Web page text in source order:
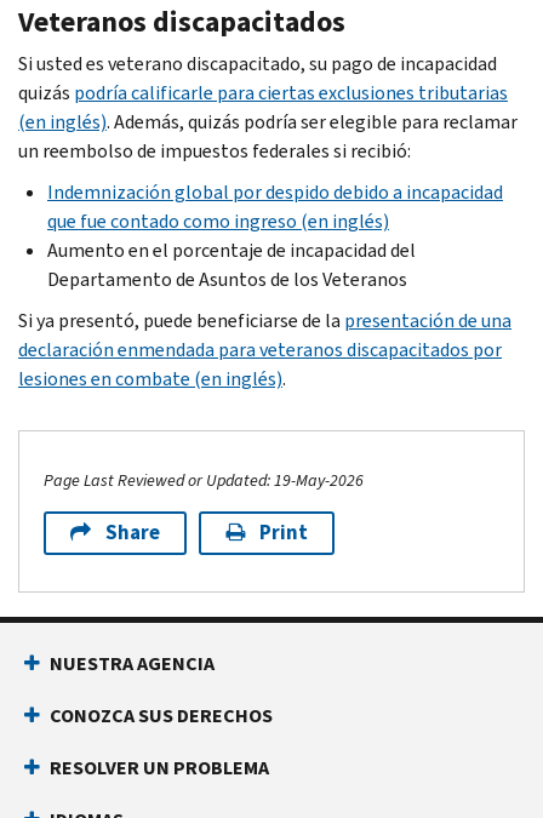
Veteranos discapacitados
Si usted es veterano discapacitado, su pago de incapacidad
quizás podría calificarle para ciertas exclusiones tributarias
(en inglés). Además, quizás podría ser elegible para reclamar
un reembolso de impuestos federales si recibió:
Indemnización global por despido debido a incapacidad
que fue contado como ingreso (en inglés)
Aumento en el porcentaje de incapacidad del
Departamento de Asuntos de los Veteranos
Si ya presentó, puede beneficiarse de la presentación de una
declaración enmendada para veteranos discapacitados por
lesiones en combate (en inglés).
Page Last Reviewed or Updated: 19-May-2026
Share Print
Footer Navigation
NUESTRA AGENCIA
CONOZCA SUS DERECHOS
RESOLVER UN PROBLEMA